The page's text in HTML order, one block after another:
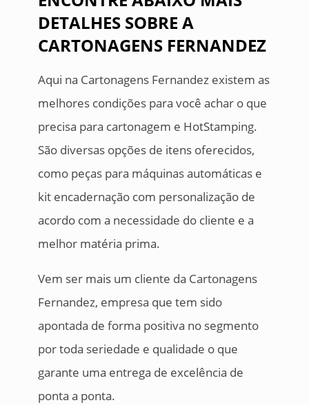
DETALHES SOBRE A
CARTONAGENS FERNANDEZ
Aqui na Cartonagens Fernandez existem as
melhores condições para você achar o que
precisa para cartonagem e HotStamping.
São diversas opções de itens oferecidos,
como peças para máquinas automáticas e
kit encadernação com personalização de
acordo com a necessidade do cliente e a
melhor matéria prima.
Vem ser mais um cliente da Cartonagens
Fernandez, empresa que tem sido
apontada de forma positiva no segmento
por toda seriedade e qualidade o que
garante uma entrega de excelência de
ponta a ponta.